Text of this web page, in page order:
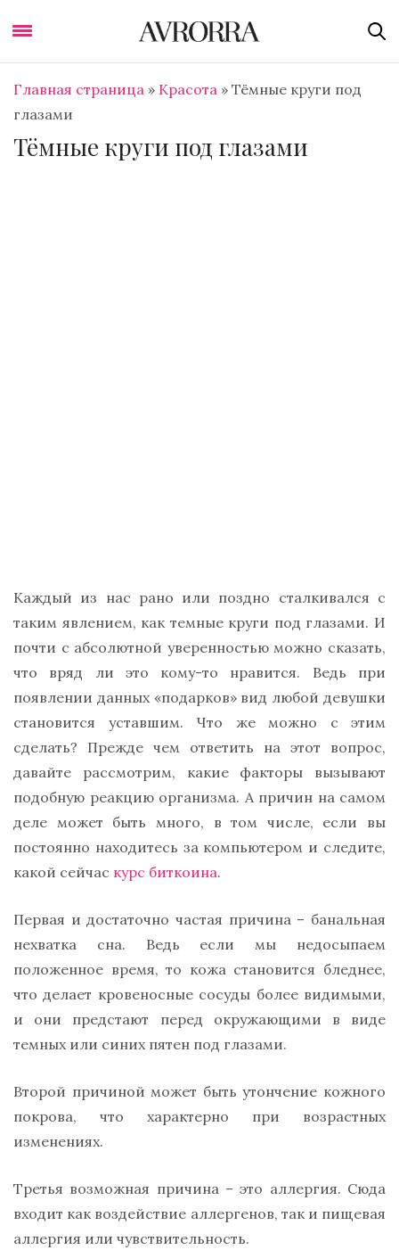
Главная страница » Красота » Тёмные круги под
глазами
Тёмные круги под глазами
Каждый из нас рано или поздно сталкивался с
таким явлением, как темные круги под глазами. И
почти с абсолютной уверенностью можно сказать,
что вряд ли это кому-то нравится. Ведь при
появлении данных «подарков» вид любой девушки
становится уставшим. Что же можно с этим
сделать? Прежде чем ответить на этот вопрос,
давайте рассмотрим, какие факторы вызывают
подобную реакцию организма. А причин на самом
деле может быть много, в том числе, если вы
постоянно находитесь за компьютером и следите,
какой сейчас курс биткоина.
Первая и достаточно частая причина – банальная
нехватка сна. Ведь если мы недосыпаем
положенное время, то кожа становится бледнее,
что делает кровеносные сосуды более видимыми,
и они предстают перед окружающими в виде
темных или синих пятен под глазами.
Второй причиной может быть утончение кожного
покрова, что характерно при возрастных
изменениях.
Третья возможная причина – это аллергия. Сюда
входит как воздействие аллергенов, так и пищевая
аллергия или чувствительность.